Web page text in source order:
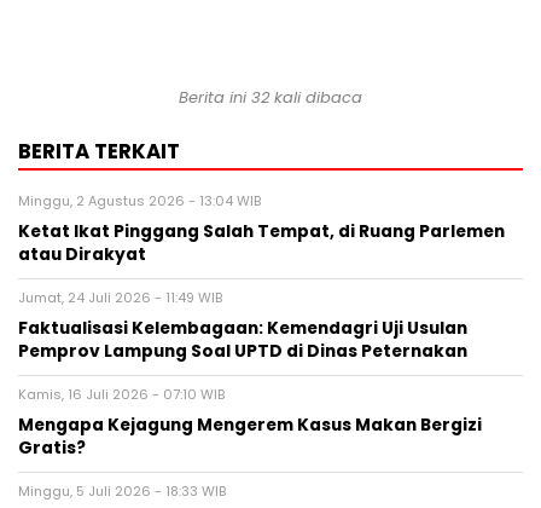
Berita ini 32 kali dibaca
BERITA TERKAIT
Minggu, 2 Agustus 2026 - 13:04 WIB
Ketat Ikat Pinggang Salah Tempat, di Ruang Parlemen
atau Dirakyat
Jumat, 24 Juli 2026 - 11:49 WIB
Faktualisasi Kelembagaan: Kemendagri Uji Usulan
Pemprov Lampung Soal UPTD di Dinas Peternakan
Kamis, 16 Juli 2026 - 07:10 WIB
Mengapa Kejagung Mengerem Kasus Makan Bergizi
Gratis?
Minggu, 5 Juli 2026 - 18:33 WIB